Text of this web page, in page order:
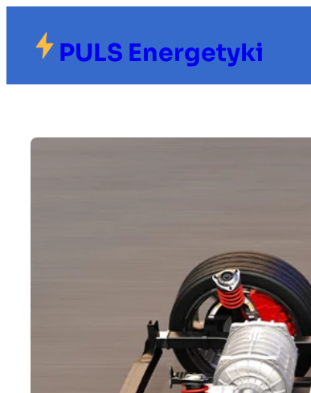
treści
PULS Energetyki